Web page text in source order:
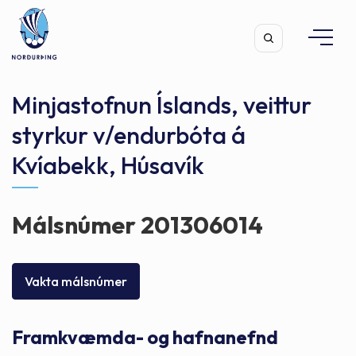
Leita
Minjastofnun Íslands, veittur
styrkur v/endurbóta á
Kvíabekk, Húsavík
Málsnúmer 201306014
Vakta málsnúmer
Framkvæmda- og hafnanefnd